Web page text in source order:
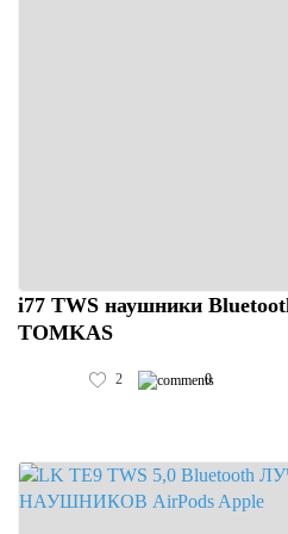
i77 TWS наушники
TOMKAS
2 0